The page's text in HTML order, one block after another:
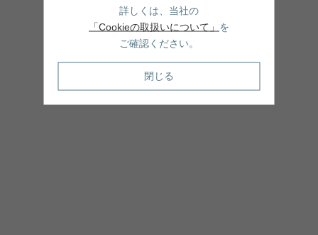
詳しくは、当社の
「Cookieの取扱いについて」 を
ご確認ください。
閉じる